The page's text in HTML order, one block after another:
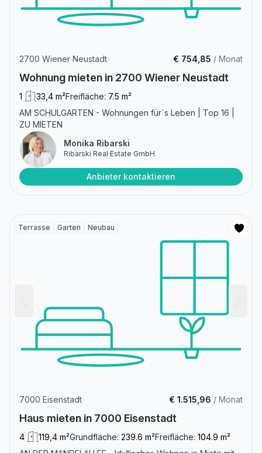
2700 Wiener Neustadt € 754,85 / Monat
Wohnung mieten in 2700 Wiener Neustadt
1 33,4 m²Freifläche: 7.5 m²
AM SCHULGARTEN - Wohnungen für´s Leben | Top 16 |
ZU MIETEN
Monika Ribarski
Ribarski Real Estate GmbH
Anbieter kontaktieren
Terrasse Garten Neubau
7000 Eisenstadt € 1.515,96 / Monat
Haus mieten in 7000 Eisenstadt
4 119,4 m²Grundfläche: 239.6 m²Freifläche: 104.9 m²